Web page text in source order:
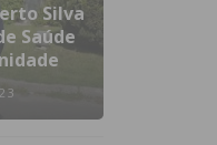
Silva
Saúde